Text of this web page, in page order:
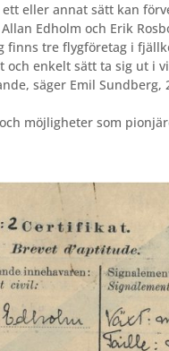
eller annat sätt kan
Edholm och Erik
finns tre flygföretag i
enkelt sätt ta sig ut i
säger Emil Sundberg,
möjligheter som